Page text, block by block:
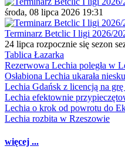
środa, 08 lipca 2026 19:31
Terminarz Betclic I ligi 2026/
24 lipca rozpocznie się sezon
Tablica Łazarka
Rezerwowa Lechia poległa w
Osłabiona Lechia ukarała
Lechia Gdańsk z licencją na
Lechia efektownie
Lechia o krok od powrotu do
Lechia rozbita w Rzeszowie
więcej ...